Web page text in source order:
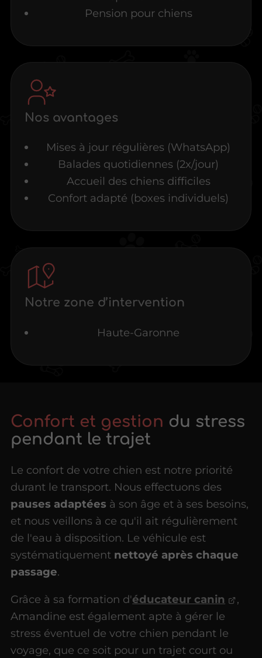
Pension pour chiens
Nos avantages
Mises à jour régulières (WhatsApp)
Balades quotidiennes (2x/jour)
Accueil des chiens difficiles
Confort adapté (boxes individuels)
Notre zone d’intervention
Haute-Garonne
Confort et gestion du stress
pendant le trajet
Le confort de votre chien est notre priorité
durant le transport. Nous effectuons des
pauses adaptées à son âge et à ses besoins,
et nous veillons à ce qu'il ait régulièrement
de l'eau à disposition. Le véhicule est
systématiquement nettoyé après chaque
passage.
Grâce à sa formation d'éducateur canin
,
Amandine est également apte à gérer le
stress éventuel de votre chien pendant le
voyage, que ce soit pour un trajet court ou